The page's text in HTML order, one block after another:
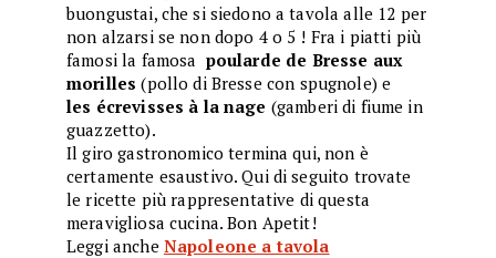
buongustai, che si siedono a tavola alle 12 per
non alzarsi se non dopo 4 o 5 ! Fra i piatti più
famosi la famosa poularde de Bresse aux
morilles (pollo di Bresse con spugnole) e
les écrevisses à la nage (gamberi di fiume in
guazzetto).
Il giro gastronomico termina qui, non è
certamente esaustivo. Qui di seguito trovate
le ricette più rappresentative di questa
meravigliosa cucina. Bon Apetit!
Leggi anche Napoleone a tavola